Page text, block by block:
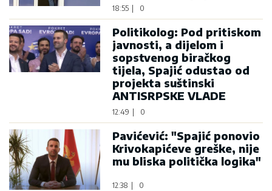
18:55 0
Politikolog: Pod pritiskom
javnosti, a dijelom i
sopstvenog biračkog
tijela, Spajić odustao od
projekta suštinski
ANTISRPSKE VLADE
12:49 0
Pavićević: "Spajić ponovio
Krivokapićeve greške, nije
mu bliska politička logika"
12:38 0